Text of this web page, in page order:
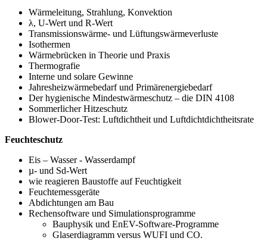
Wärmeleitung, Strahlung, Konvektion
λ, U-Wert und R-Wert
Transmissionswärme- und Lüftungswärmeverluste
Isothermen
Wärmebrücken in Theorie und Praxis
Thermografie
Interne und solare Gewinne
Jahresheizwärmebedarf und Primärenergiebedarf
Der hygienische Mindestwärmeschutz – die DIN 4108
Sommerlicher Hitzeschutz
Blower-Door-Test: Luftdichtheit und Luftdichtdichtheitsrate
Feuchteschutz
Eis – Wasser - Wasserdampf
µ- und Sd-Wert
wie reagieren Baustoffe auf Feuchtigkeit
Feuchtemessgeräte
Abdichtungen am Bau
Rechensoftware und Simulationsprogramme
Bauphysik und EnEV-Software-Programme
Glaserdiagramm versus WUFI und CO.